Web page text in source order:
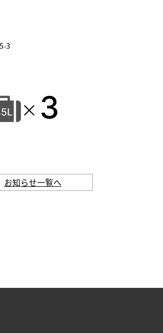
3
お知らせ一覧へ